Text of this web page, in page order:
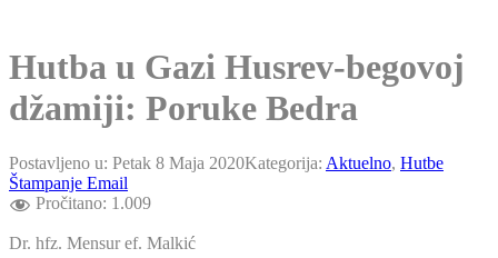
Hutba u Gazi Husrev-begovoj
džamiji: Poruke Bedra
Postavljeno u: Petak 8 Maja 2020Kategorija: Aktuelno, Hutbe
Štampanje Email
Pročitano: 1.009
Dr. hfz. Mensur ef. Malkić